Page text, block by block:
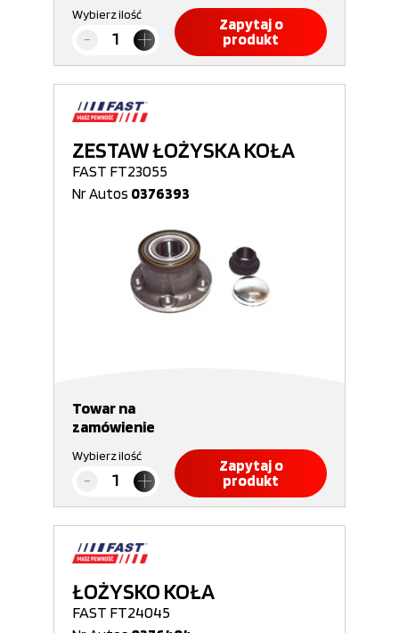
Wybierz ilość
Zapytaj o
produkt
ZESTAW ŁOŻYSKA KOŁA
FAST FT23055
Nr Autos 0376393
Towar na
zamówienie
Wybierz ilość
Zapytaj o
produkt
ŁOŻYSKO KOŁA
FAST FT24045